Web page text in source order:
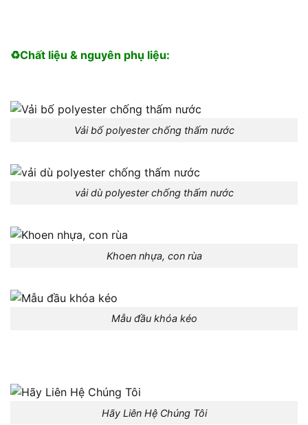
♻️Chất liệu & nguyên phụ liệu:
Vải bố polyester chống thấm nước
vải dù polyester chống thấm nước
Khoen nhựa, con rùa
Mẫu đầu khóa kéo
Hãy Liên Hệ Chúng Tôi